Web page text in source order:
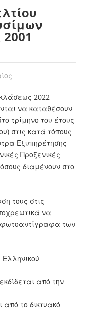
κλάσεως 2022
να καταθέσουν
τρίμηνο του έτους
στις κατά τόπους
Εξυπηρέτησης
Προξενικές
διαμένουν στο
τους στις
να
φωτοαντίγραφα των
Ελληνικού
από την
από το δικτυακό